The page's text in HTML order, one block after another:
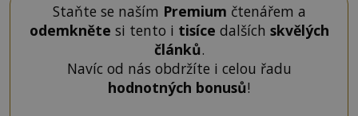
Staňte se naším Premium čtenářem a
odemkněte si tento i tisíce dalších skvělých
článků.
Navíc od nás obdržíte i celou řadu
hodnotných bonusů!